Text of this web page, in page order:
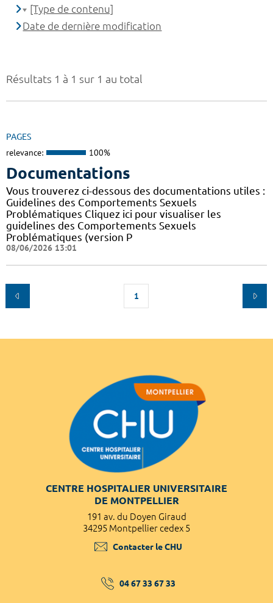
Résultats 1 à 1 sur 1 au total
PAGES
relevance: 100%
Documentations
Vous trouverez ci-dessous des documentations utiles :
Guidelines des Comportements Sexuels
Problématiques Cliquez ici pour visualiser les
guidelines des Comportements Sexuels
Problématiques (version P
08/06/2026 13:01
1
[Type de contenu]
Date de dernière modification
CENTRE HOSPITALIER UNIVERSITAIRE
DE MONTPELLIER
191 av. du Doyen Giraud
34295 Montpellier cedex 5
Contacter le CHU
04 67 33 67 33